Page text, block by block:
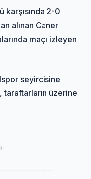
karşısında 2-0
alınan Caner
maçı izleyen
seyircisine
taraftarların üzerine